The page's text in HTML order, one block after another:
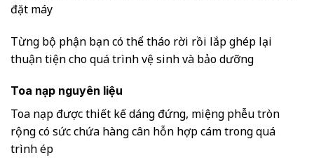
đặt máy
Từng bộ phận bạn có thể tháo rời rồi lắp ghép lại
thuận tiện cho quá trình vệ sinh và bảo dưỡng
Toa nạp nguyên liệu
Toa nạp được thiết kế dáng đứng, miệng phễu tròn
rộng có sức chứa hàng cân hỗn hợp cám trong quá
trình ép